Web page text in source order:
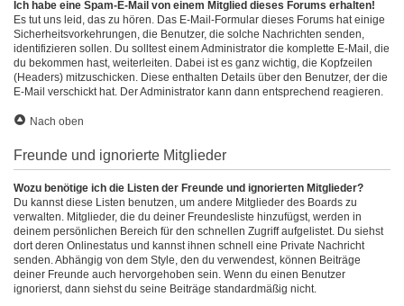
Ich habe eine Spam-E-Mail von einem Mitglied dieses Forums erhalten!
Es tut uns leid, das zu hören. Das E-Mail-Formular dieses Forums hat einige
Sicherheitsvorkehrungen, die Benutzer, die solche Nachrichten senden,
identifizieren sollen. Du solltest einem Administrator die komplette E-Mail, die
du bekommen hast, weiterleiten. Dabei ist es ganz wichtig, die Kopfzeilen
(Headers) mitzuschicken. Diese enthalten Details über den Benutzer, der die
E-Mail verschickt hat. Der Administrator kann dann entsprechend reagieren.
Nach oben
Freunde und ignorierte Mitglieder
Wozu benötige ich die Listen der Freunde und ignorierten Mitglieder?
Du kannst diese Listen benutzen, um andere Mitglieder des Boards zu
verwalten. Mitglieder, die du deiner Freundesliste hinzufügst, werden in
deinem persönlichen Bereich für den schnellen Zugriff aufgelistet. Du siehst
dort deren Onlinestatus und kannst ihnen schnell eine Private Nachricht
senden. Abhängig von dem Style, den du verwendest, können Beiträge
deiner Freunde auch hervorgehoben sein. Wenn du einen Benutzer
ignorierst, dann siehst du seine Beiträge standardmäßig nicht.